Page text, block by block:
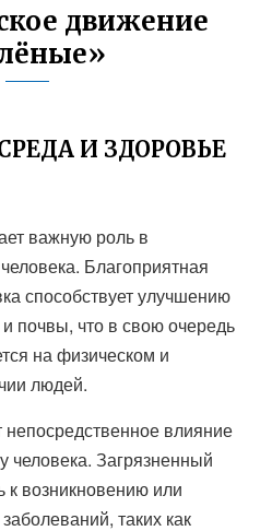
движение
И ЗДОРОВЬЕ
важную роль в
Благоприятная
способствует улучшению
почвы, что в свою очередь
на физическом и
людей.
непосредственное влияние
человека. Загрязненный
к возникновению или
таких как